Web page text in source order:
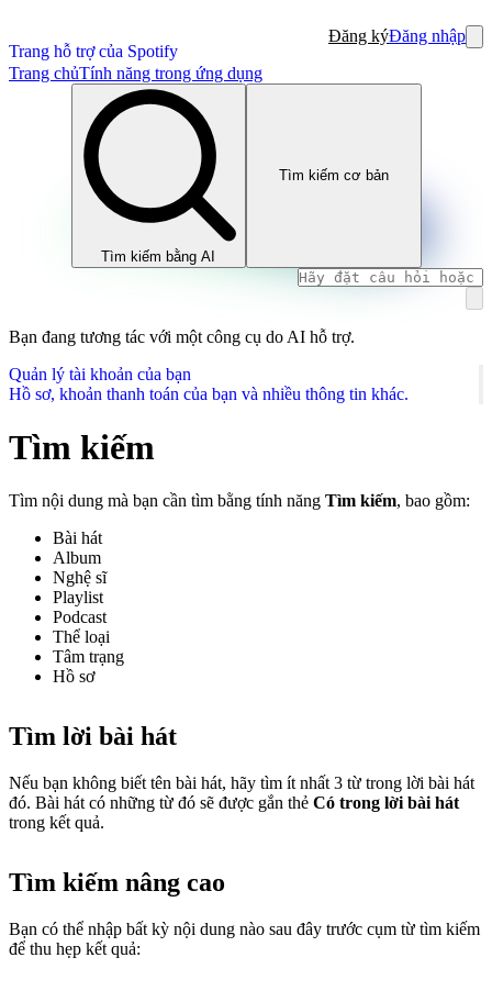
Trang hỗ trợ của Spotify
Đăng kýĐăng nhập
Trang chủTính năng trong ứng dụng
Tìm kiếm bằng AI
Tìm kiếm cơ bản
Bạn đang tương tác với một công cụ do AI hỗ trợ.
Quản lý tài khoản của bạn
Hồ sơ, khoản thanh toán của bạn và nhiều thông tin khác.
Tìm kiếm
Tìm nội dung mà bạn cần tìm bằng tính năng Tìm kiếm, bao gồm:
Bài hát
Album
Nghệ sĩ
Playlist
Podcast
Thể loại
Tâm trạng
Hồ sơ
Tìm lời bài hát
Nếu bạn không biết tên bài hát, hãy tìm ít nhất 3 từ trong lời bài hát
đó. Bài hát có những từ đó sẽ được gắn thẻ Có trong lời bài hát
trong kết quả.
Tìm kiếm nâng cao
Bạn có thể nhập bất kỳ nội dung nào sau đây trước cụm từ tìm kiếm
để thu hẹp kết quả: